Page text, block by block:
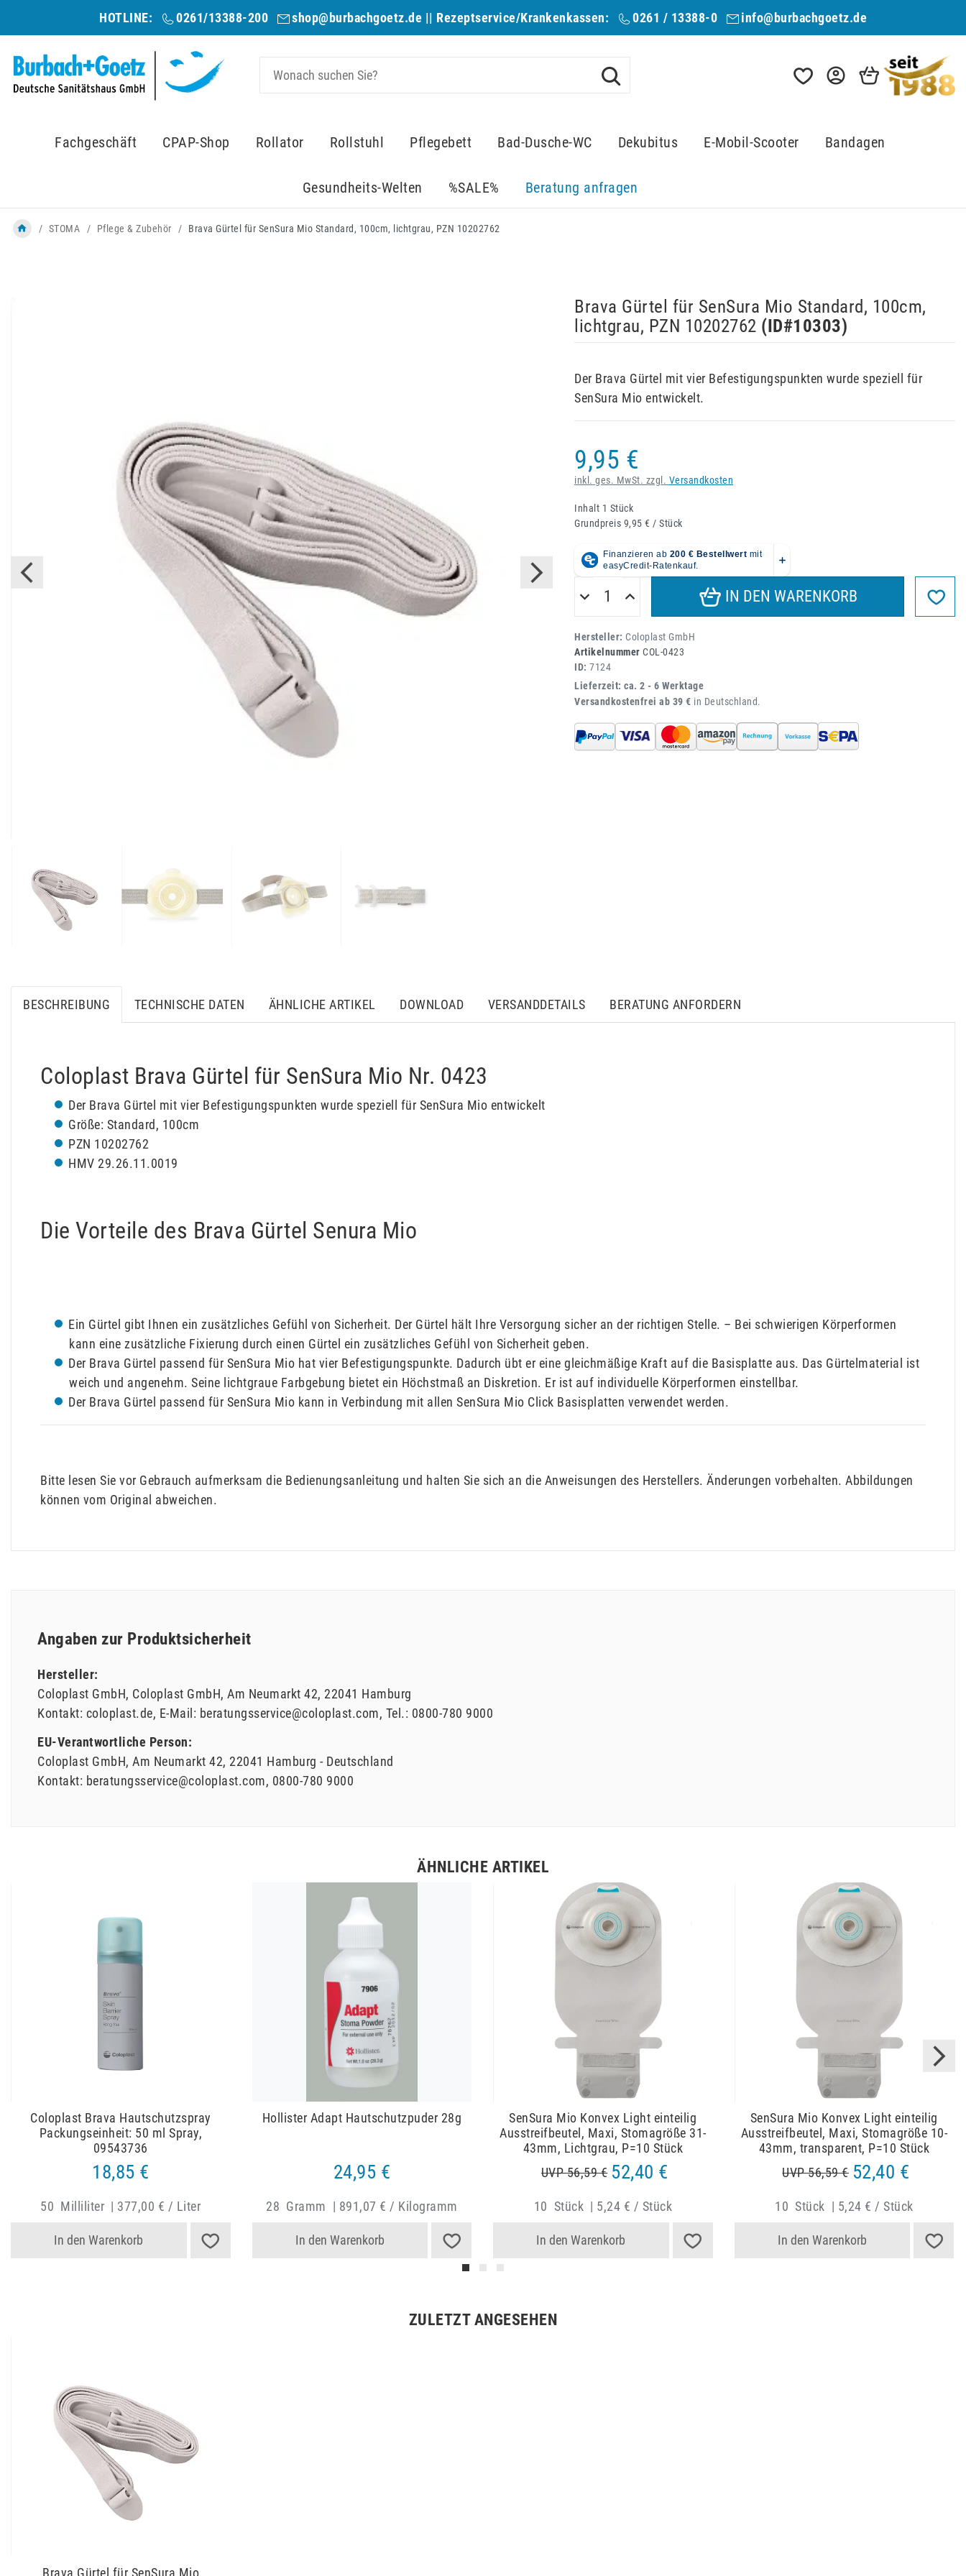
HOTLINE: 0261/13388-200 shop@burbachgoetz.de || Rezeptservice/Krankenkassen: 0261 / 13388-0 info@burbachgoetz.de
Fachgeschäft CPAP-Shop Rollator Rollstuhl Pflegebett Bad-Dusche-WC Dekubitus E-Mobil-Scooter Bandagen
Gesundheits-Welten %SALE% Beratung anfragen
STOMA Pflege & Zubehör Brava Gürtel für SenSura Mio Standard, 100cm, lichtgrau, PZN 10202762
Brava Gürtel für SenSura Mio Standard, 100cm,
lichtgrau, PZN 10202762 (ID#10303)
Der Brava Gürtel mit vier Befestigungspunkten wurde speziell für
SenSura Mio entwickelt.
9,95 €
inkl. ges. MwSt. zzgl. Versandkosten
Inhalt 1 Stück
Grundpreis 9,95 € / Stück
IN DEN WARENKORB
Hersteller: Coloplast GmbH
Artikelnummer COL-0423
ID: 7124
Lieferzeit: ca. 2 - 6 Werktage
Versandkostenfrei ab 39 € in Deutschland.
BESCHREIBUNG TECHNISCHE DATEN ÄHNLICHE ARTIKEL DOWNLOAD VERSANDDETAILS BERATUNG ANFORDERN
Coloplast Brava Gürtel für SenSura Mio Nr. 0423
Der Brava Gürtel mit vier Befestigungspunkten wurde speziell für SenSura Mio entwickelt
Größe: Standard, 100cm
PZN 10202762
HMV 29.26.11.0019
Die Vorteile des Brava Gürtel Senura Mio
Ein Gürtel gibt Ihnen ein zusätzliches Gefühl von Sicherheit. Der Gürtel hält Ihre Versorgung sicher an der richtigen Stelle. – Bei schwierigen Körperformen
kann eine zusätzliche Fixierung durch einen Gürtel ein zusätzliches Gefühl von Sicherheit geben.
Der Brava Gürtel passend für SenSura Mio hat vier Befestigungspunkte. Dadurch übt er eine gleichmäßige Kraft auf die Basisplatte aus. Das Gürtelmaterial ist
weich und angenehm. Seine lichtgraue Farbgebung bietet ein Höchstmaß an Diskretion. Er ist auf individuelle Körperformen einstellbar.
Der Brava Gürtel passend für SenSura Mio kann in Verbindung mit allen SenSura Mio Click Basisplatten verwendet werden.
Bitte lesen Sie vor Gebrauch aufmerksam die Bedienungsanleitung und halten Sie sich an die Anweisungen des Herstellers. Änderungen vorbehalten. Abbildungen
können vom Original abweichen.
Angaben zur Produktsicherheit
Hersteller:
Coloplast GmbH Coloplast GmbH Am Neumarkt 42 22041 Hamburg
Kontakt: coloplast.de E-Mail: beratungsservice@coloplast.com Tel.: 0800-780 9000
EU-Verantwortliche Person:
Coloplast GmbH Am Neumarkt 42 22041 Hamburg
Deutschland
Kontakt: beratungsservice@coloplast.com 0800-780 9000
ÄHNLICHE ARTIKEL
Coloplast Brava Hautschutzspray
Packungseinheit: 50 ml Spray,
09543736
18,85 €
50 Milliliter | 377,00 € / Liter
In den Warenkorb
Hollister Adapt Hautschutzpuder 28g
24,95 €
28 Gramm | 891,07 € / Kilogramm
In den Warenkorb
SenSura Mio Konvex Light einteilig
Ausstreifbeutel, Maxi, Stomagröße 31-
43mm, Lichtgrau, P=10 Stück
UVP 56,59 € 52,40 €
10 Stück | 5,24 € / Stück
In den Warenkorb
SenSura Mio Konvex Light einteilig
Ausstreifbeutel, Maxi, Stomagröße 10-
43mm, transparent, P=10 Stück
UVP 56,59 € 52,40 €
10 Stück | 5,24 € / Stück
In den Warenkorb
ZULETZT ANGESEHEN